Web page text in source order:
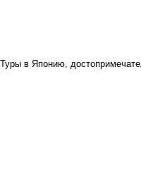
Туры в Японию,